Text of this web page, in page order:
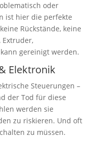
oder
ist hier die perfekte
Rückstände, keine
Extruder,
gereinigt werden.
Elektronik
Steuerungen –
der Tod für diese
werden sie
zu riskieren. Und oft
zu müssen.